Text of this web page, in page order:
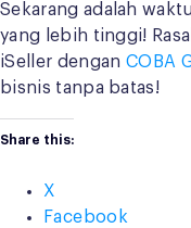
Sekarang adalah
yang lebih tinggi!
iSeller dengan COBA
bisnis tanpa batas!
Share this:
X
Facebook